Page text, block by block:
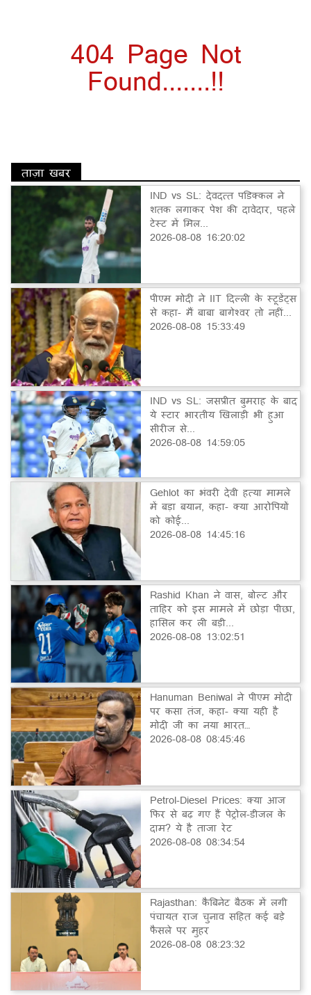
404 Page Not
Found.......!!
ताज़ा खबर
IND vs SL: देवदत्त पडिक्कल ने
शतक लगाकर पेश की दावेदार, पहले
टेस्ट में मिल...
2026-08-08 16:20:02
पीएम मोदी ने IIT दिल्ली के स्टूडेंट्स
से कहा- मैं बाबा बागेश्वर तो नहीं...
2026-08-08 15:33:49
IND vs SL: जसप्रीत बुमराह के बाद
ये स्टार भारतीय खिलाड़ी भी हुआ
सीरीज से...
2026-08-08 14:59:05
Gehlot का भंवरी देवी हत्या मामले
में बड़ा बयान, कहा- क्या आरोपियों
को कोई...
2026-08-08 14:45:16
Rashid Khan ने वास, बोल्ट और
ताहिर को इस मामले में छोड़ा पीछा,
हासिल कर ली बड़ी...
2026-08-08 13:02:51
Hanuman Beniwal ने पीएम मोदी
पर कसा तंज, कहा- क्या यही है
मोदी जी का नया भारत…
2026-08-08 08:45:46
Petrol-Diesel Prices: क्या आज
फिर से बढ़ गए हैं पेट्रोल-डीजल के
दाम? ये है ताजा रेट
2026-08-08 08:34:54
Rajasthan: कैबिनेट बैठक में लगी
पंचायत राज चुनाव सहित कई बड़े
फैसले पर मुहर
2026-08-08 08:23:32